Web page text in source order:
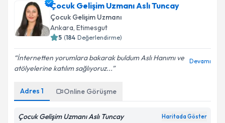
Çocuk Gelişim Uzmanı Aslı Tuncay
Çocuk Gelişim Uzmanı
Ankara, Etimesgut
5 (184 Değerlendirme)
İnternetten yorumlara bakarak buldum Aslı Hanımı ve
atölyelerine katılım sağlıyoruz...
Devamı
Adres 1 Online Görüşme
Çocuk Gelişim Uzmanı Aslı Tuncay Haritada Göster